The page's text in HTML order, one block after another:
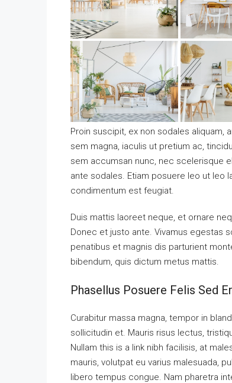
Proin suscipit, ex non sodales aliquam,
sem magna, iaculis ut pretium ac,
sem accumsan nunc, nec scelerisque
ante sodales. Etiam posuere leo ut leo
condimentum est feugiat.
Duis mattis laoreet neque, et ornare
Donec et justo ante. Vivamus egestas
penatibus et magnis dis parturient
bibendum, quis dictum metus mattis.
Phasellus Posuere Felis Sed
Curabitur massa magna, tempor in
sollicitudin et. Mauris risus lectus,
Nullam this is a link nibh facilisis, at
mauris, volutpat eu varius malesuada,
libero tempus congue. Nam pharetra